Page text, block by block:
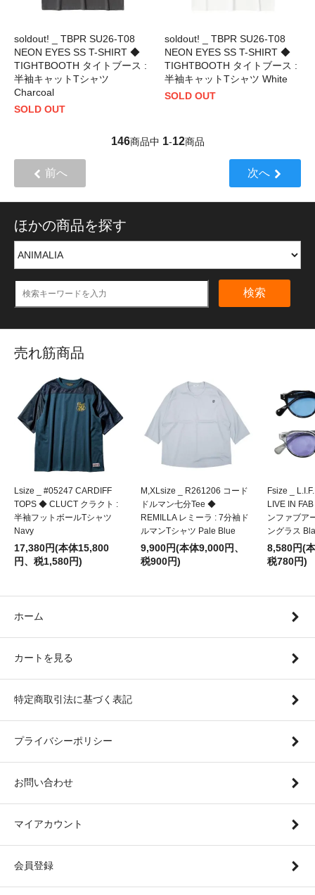
soldout! _ TBPR SU26-T08
NEON EYES SS T-SHIRT ◆
TIGHTBOOTH タイトブース :
半袖キャットTシャツ
Charcoal
SOLD OUT
soldout! _ TBPR SU26-T08
NEON EYES SS T-SHIRT ◆
TIGHTBOOTH タイトブース :
半袖キャットTシャツ White
SOLD OUT
146商品中 1-12商品
前へ 次へ
ほかの商品を探す
検索
売れ筋商品
Lsize _ #05247 CARDIFF
TOPS ◆ CLUCT クラクト :
半袖フットボールTシャツ
Navy
17,380円(本体15,800
円、税1,580円)
M,XLsize _ R261206 コード
ドルマン七分Tee ◆
REMILLA レミーラ : 7分袖ド
ルマンTシャツ Pale Blue
9,900円(本体9,000円、
税900円)
Fsize _
LIVE IN
ンファブア
ングラス
8,580円(
税780円)
ホーム
カートを見る
特定商取引法に基づく表記
プライバシーポリシー
お問い合わせ
マイアカウント
会員登録